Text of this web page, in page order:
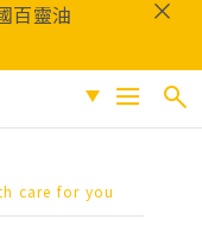
百靈油
care for you